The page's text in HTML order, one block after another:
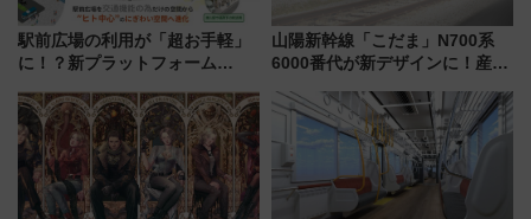
駅前広場の利用が「超お手軽」
に！？新プラットフォーム
マホで簡単申請 物販や演奏会な
どに【JR東日本】
山陽新幹線「こだま」N700系
6000番代が新デザインに！産学
用は今冬から